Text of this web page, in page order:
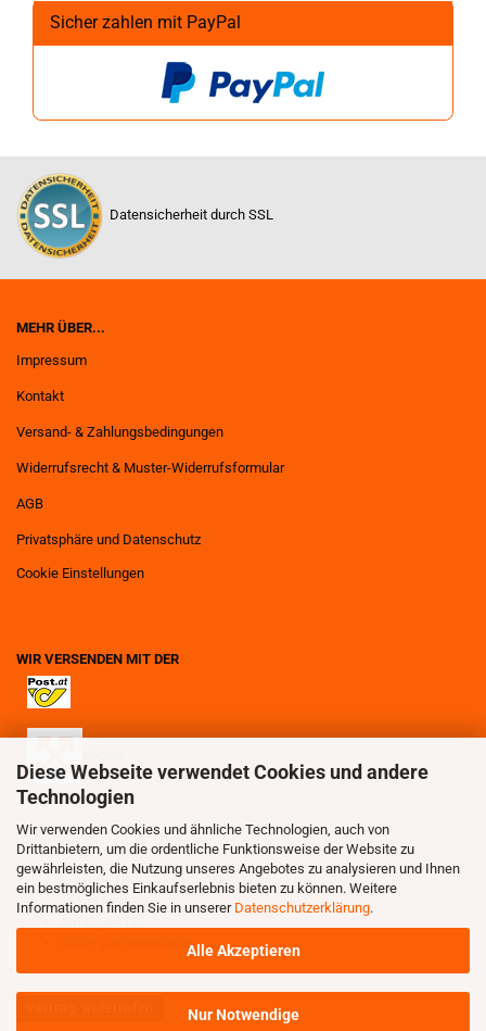
Diese Webseite verwendet Cookies und andere
Technologien
Wir verwenden Cookies und ähnliche Technologien, auch von
Drittanbietern, um die ordentliche Funktionsweise der Website zu
gewährleisten, die Nutzung unseres Angebotes zu analysieren und Ihnen
ein bestmögliches Einkaufserlebnis bieten zu können. Weitere
Informationen finden Sie in unserer Datenschutzerklärung.
Alle Akzeptieren
Nur Notwendige
Sicher zahlen mit PayPal
Datensicherheit durch SSL
MEHR ÜBER...
Impressum
Kontakt
Versand- & Zahlungsbedingungen
Widerrufsrecht & Muster-Widerrufsformular
AGB
Privatsphäre und Datenschutz
Cookie Einstellungen
WIR VERSENDEN MIT DER
Modellbau Niedermayer OG
3123 Kleinhain
office @rc-modelle.at